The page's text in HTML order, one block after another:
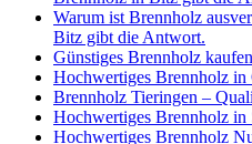
Warum ist Brennholz
Bitz gibt die Antwort.
Günstiges Brennholz
Hochwertiges Brennholz
Brennholz Tieringen –
Hochwertiges Brennholz in
Hochwertiges Brennholz